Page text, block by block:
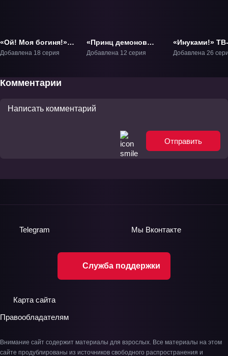
«Ой! Моя богиня!»
ТВ-1
Добавлена 18 серия
«Принц демонов
дома Момоти» ТВ-1
Добавлена 12 серия
«Инуками!»
Добавлена 26
Комментарии
Отправить
Служба поддержки
Telegram Мы Вконтакте
Карта сайта
Правообладателям
Внимание сайт содержит материалы для взрослых. Все материалы на этом
сайте продублированы из источников свободного распространения и